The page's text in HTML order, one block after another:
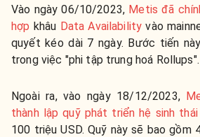
Vào ngày 06/10/2023, Metis đã
hợp khâu Data Availability vào
quyết kéo dài 7 ngày. Bước tiến
trong việc "phi tập trung hoá Rollups".
Ngoài ra, vào ngày 18/12/2023,
thành lập quỹ phát triển hệ sinh thái
100 triệu USD. Quỹ này sẽ bao